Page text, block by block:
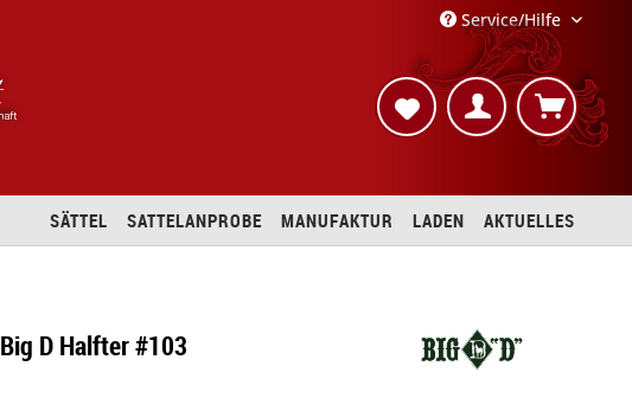
Service/Hilfe
AKTUELLES
LADEN
MANUFAKTUR
SATTELANPROBE
SÄTTEL
Big D Halfter #103